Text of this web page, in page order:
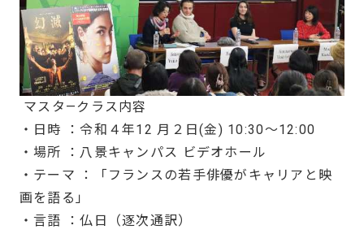
マスタ—クラス内容
・日時 ：令和４年12 月２日(金) 10:30～12:00
・場所 ：八景キャンパス ビデオホール
・テーマ ：「フランスの若手俳優がキャリアと映
画を語る」
・言語 ：仏日（逐次通訳）